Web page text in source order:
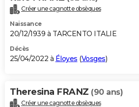
Créer une cagnotte obsèques
Naissance
20/12/1939 à TARCENTO ITALIE
Décès
25/04/2022 à Éloyes (Vosges)
Theresina FRANZ (90 ans)
Créer une cagnotte obsèques